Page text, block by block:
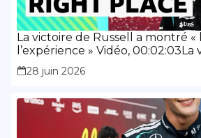
La victoire de Russell a montré
l’expérience » Vidéo, 00:02:03La
Russell a montré « la maturité et
28 juin 2026